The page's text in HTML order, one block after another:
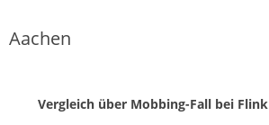
Aachen
Vergleich über Mobbing-Fall bei Flink